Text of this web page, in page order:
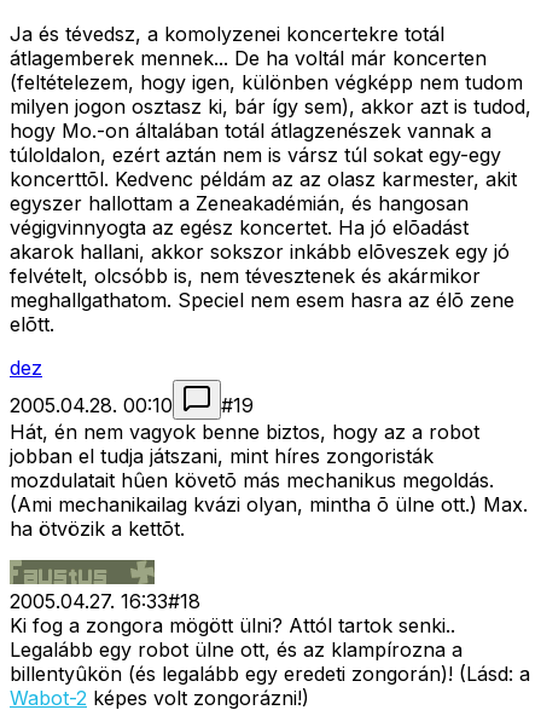
Ja és tévedsz, a komolyzenei koncertekre totál
átlagemberek mennek... De ha voltál már koncerten
(feltételezem, hogy igen, különben végképp nem tudom
milyen jogon osztasz ki, bár így sem), akkor azt is tudod,
hogy Mo.-on általában totál átlagzenészek vannak a
túloldalon, ezért aztán nem is vársz túl sokat egy-egy
koncerttõl. Kedvenc példám az az olasz karmester, akit
egyszer hallottam a Zeneakadémián, és hangosan
végigvinnyogta az egész koncertet. Ha jó elõadást
akarok hallani, akkor sokszor inkább elõveszek egy jó
felvételt, olcsóbb is, nem tévesztenek és akármikor
meghallgathatom. Speciel nem esem hasra az élõ zene
elõtt.
dez
2005.04.28. 00:10
#19
Hát, én nem vagyok benne biztos, hogy az a robot
jobban el tudja játszani, mint híres zongoristák
mozdulatait hûen követõ más mechanikus megoldás.
(Ami mechanikailag kvázi olyan, mintha õ ülne ott.) Max.
ha ötvözik a kettõt.
2005.04.27. 16:33#18
Ki fog a zongora mögött ülni? Attól tartok senki..
Legalább egy robot ülne ott, és az klampírozna a
billentyûkön (és legalább egy eredeti zongorán)! (Lásd: a
Wabot-2 képes volt zongorázni!)